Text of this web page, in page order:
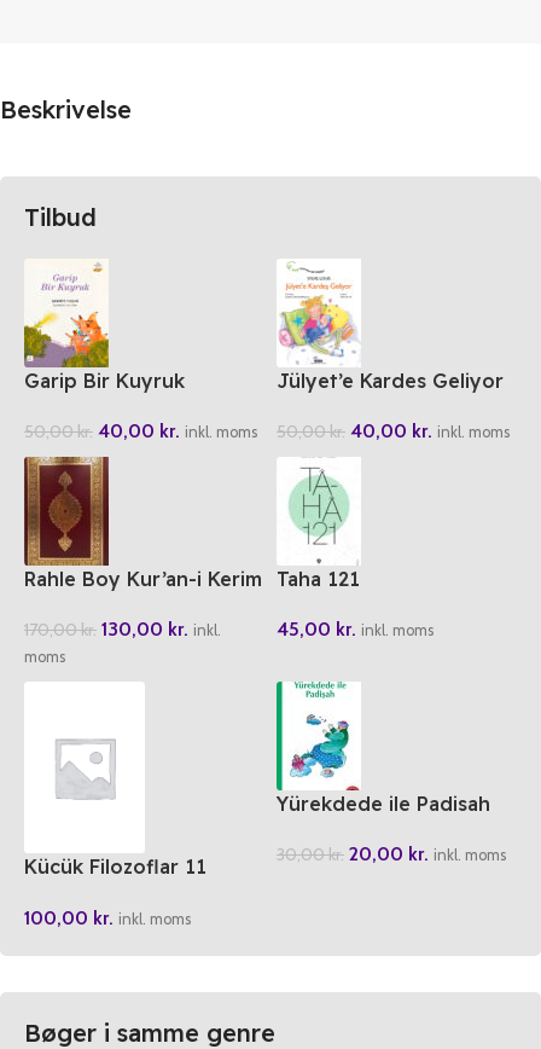
Beskrivelse
Tilbud
Garip Bir Kuyruk
50,00kr. 40,00 kr. inkl. moms
Jülyet’e Kardes Geliyor
50,00kr. 40,00 kr. inkl. moms
Rahle Boy Kur’an-i Kerim
170,00kr. 130,00 kr. inkl.
moms
Taha 121
45,00 kr. inkl. moms
Kücük Filozoflar 11
100,00 kr. inkl. moms
Yürekdede ile Padisah
30,00kr. 20,00 kr. inkl. moms
Bøger i samme genre